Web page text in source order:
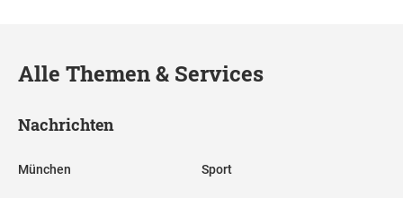
Alle Themen & Services
Nachrichten
München Sport